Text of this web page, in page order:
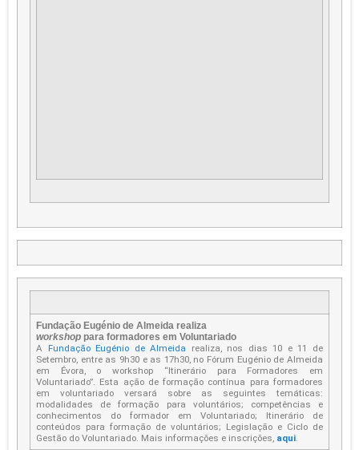
Fundação Eugénio de Almeida realiza
workshop para formadores em Voluntariado
A Fundação Eugénio de Almeida realiza, nos dias 10 e 11 de
Setembro, entre as 9h30 e as 17h30, no Fórum Eugénio de Almeida
em Évora, o workshop “Itinerário para Formadores em
Voluntariado”. Esta ação de formação contínua para formadores
em voluntariado versará sobre as seguintes temáticas:
modalidades de formação para voluntários; competências e
conhecimentos do formador em Voluntariado; Itinerário de
conteúdos para formação de voluntários; Legislação e Ciclo de
Gestão do Voluntariado. Mais informações e inscrições, aqui.